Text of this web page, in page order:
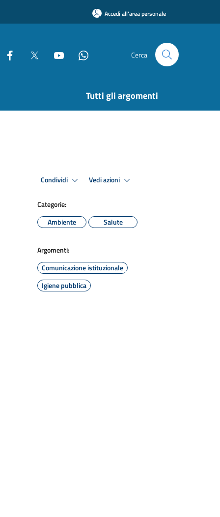
Accedi all'area personale
Cerca
Tutti gli argomenti
Condividi Vedi azioni
Categorie:
Ambiente
Salute
Argomenti:
Comunicazione istituzionale
Igiene pubblica